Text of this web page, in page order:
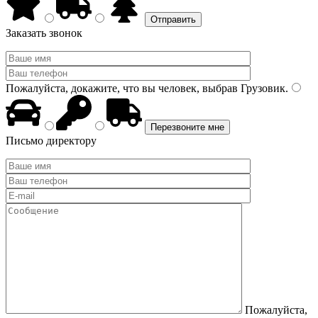
Заказать звонок
Пожалуйста, докажите, что вы человек, выбрав Грузовик.
Письмо директору
Пожалуйста,